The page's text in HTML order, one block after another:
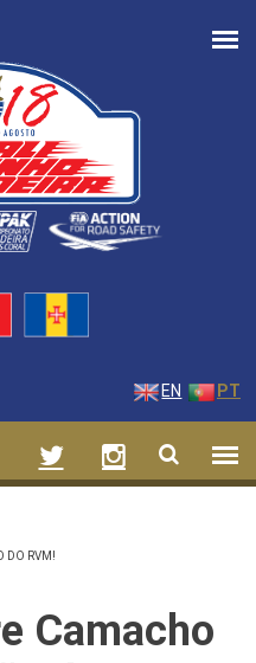
EN PT
DO RVM!
Camacho